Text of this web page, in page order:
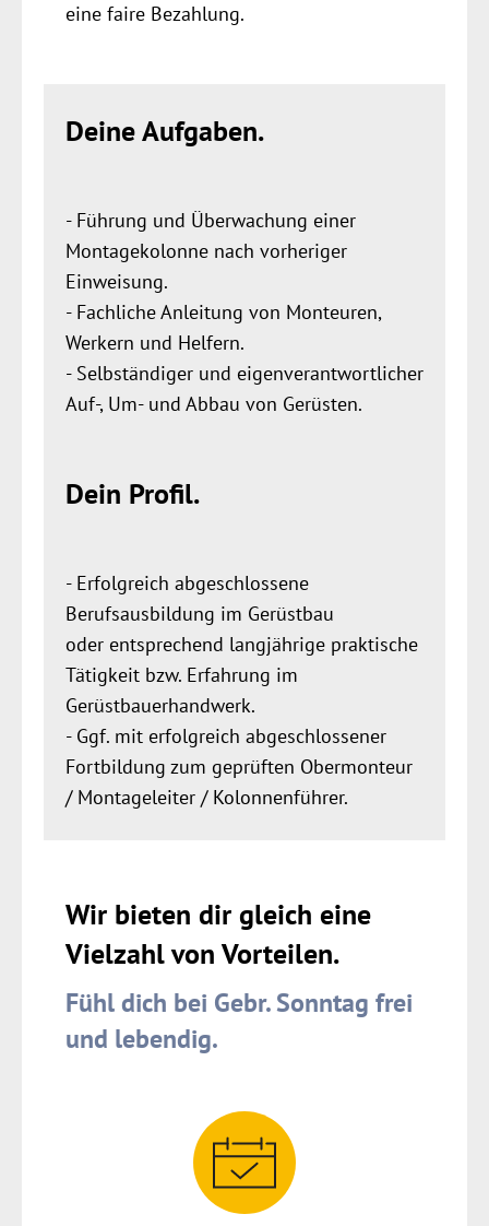
eine faire Bezahlung.
Deine Aufgaben.
- Führung und Überwachung einer
Montagekolonne nach vorheriger
Einweisung.
- Fachliche Anleitung von Monteuren,
Werkern und Helfern.
- Selbständiger und eigenverantwortlicher
Auf-, Um- und Abbau von Gerüsten.
Dein Profil.
- Erfolgreich abgeschlossene
Berufsausbildung im Gerüstbau
oder entsprechend langjährige praktische
Tätigkeit bzw. Erfahrung im
Gerüstbauerhandwerk.
- Ggf. mit erfolgreich abgeschlossener
Fortbildung zum geprüften Obermonteur
/ Montageleiter / Kolonnenführer.
Wir bieten dir gleich eine
Vielzahl von Vorteilen.
Fühl dich bei Gebr. Sonntag frei
und lebendig.